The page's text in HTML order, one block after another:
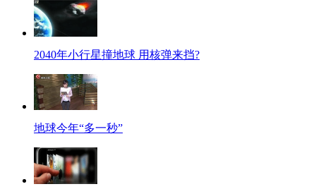
2040年小行星撞地球 用核弹来挡?
地球今年“多一秒”